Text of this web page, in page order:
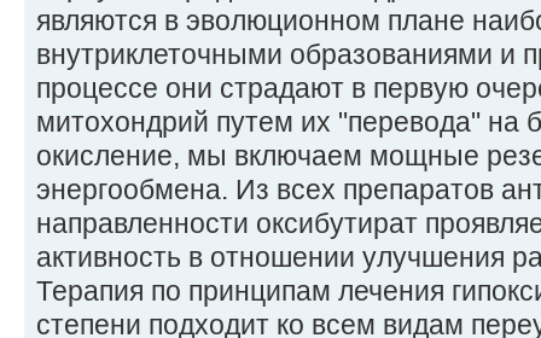
являются в эволюционном плане
внутриклеточными образованиями и
процессе они страдают в первую
митохондрий путем их "перевода" на
окисление, мы включаем мощные
энергообмена. Из всех препаратов
направленности оксибутират
активность в отношении улучшения
Терапия по принципам лечения
степени подходит ко всем видам